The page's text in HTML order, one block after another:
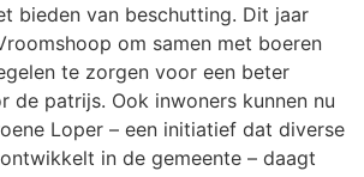
bieden van beschutting. Dit jaar
om samen met boeren
te zorgen voor een beter
de patrijs. Ook inwoners kunnen nu
Loper – een initiatief dat diverse
in de gemeente – daagt